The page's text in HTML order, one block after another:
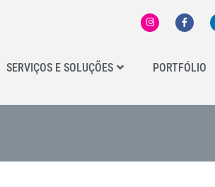
SERVIÇOS E SOLUÇÕES PORTFÓLIO